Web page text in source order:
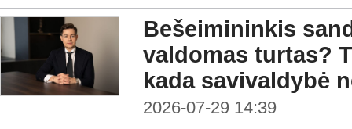
Bešeimininkis
valdomas turtas?
kada savivaldybė
2026-07-29 14:39